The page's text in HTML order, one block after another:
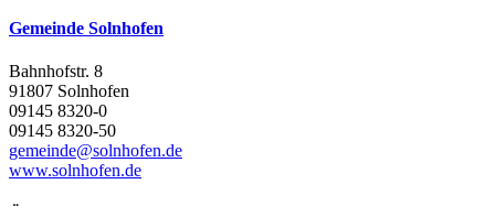
Gemeinde Solnhofen
Bahnhofstr. 8
91807 Solnhofen
09145 8320-0
09145 8320-50
gemeinde@solnhofen.de
www.solnhofen.de